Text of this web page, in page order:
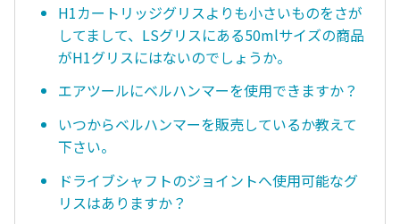
H1カートリッジグリスよりも小さいものをさが
してまして、LSグリスにある50mlサイズの商品
がH1グリスにはないのでしょうか。
エアツールにベルハンマーを使用できますか？
いつからベルハンマーを販売しているか教えて
下さい。
ドライブシャフトのジョイントへ使用可能なグ
リスはありますか？